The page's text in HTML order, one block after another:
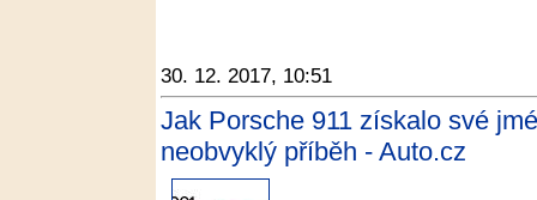
30. 12. 2017, 10:51
Jak Porsche 911 získalo své
neobvyklý příběh - Auto.cz